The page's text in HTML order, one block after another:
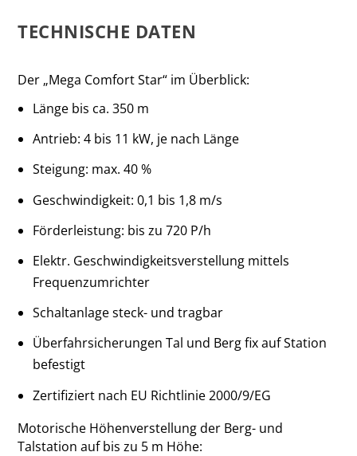
TECHNISCHE DATEN
Der „Mega Comfort Star“ im Überblick:
Länge bis ca. 350 m
Antrieb: 4 bis 11 kW, je nach Länge
Steigung: max. 40 %
Geschwindigkeit: 0,1 bis 1,8 m/s
Förderleistung: bis zu 720 P/h
Elektr. Geschwindigkeitsverstellung mittels
Frequenzumrichter
Schaltanlage steck- und tragbar
Überfahrsicherungen Tal und Berg fix auf Station
befestigt
Zertifiziert nach EU Richtlinie 2000/9/EG
Motorische Höhenverstellung der Berg- und
Talstation auf bis zu 5 m Höhe: